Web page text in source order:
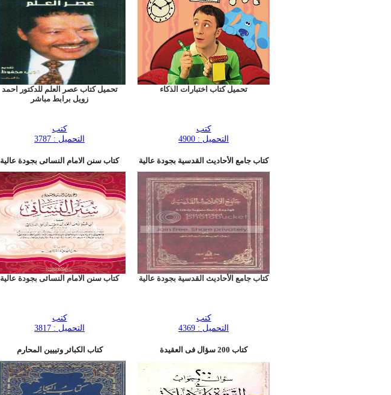
تحميل كتاب اختبارات الذكاء
كتب
التحميل : 4900
تحميل كتاب عصر العلم للدكتور احمد
زويل برابط مباشر
كتب
التحميل : 3787
كتاب جامع الأحاديث القدسية بجودة عالية
كتاب جامع الأحاديث القدسية بجودة عالية
كتب
التحميل : 4369
كتاب سنن الامام النسائى بجودة عالية
كتاب سنن الامام النسائى بجودة عالية
كتب
التحميل : 3817
كتاب 200 سؤال فى العقيدة كتاب الكبائر وتييين المحارم